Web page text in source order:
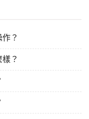
？
？